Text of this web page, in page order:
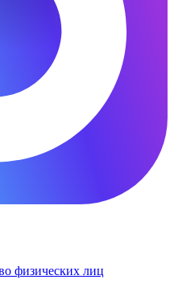
физических лиц